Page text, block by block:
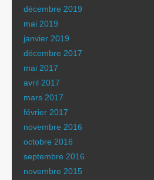
décembre 2019
mai 2019
janvier 2019
décembre 2017
mai 2017
avril 2017
mars 2017
février 2017
novembre 2016
octobre 2016
septembre 2016
novembre 2015